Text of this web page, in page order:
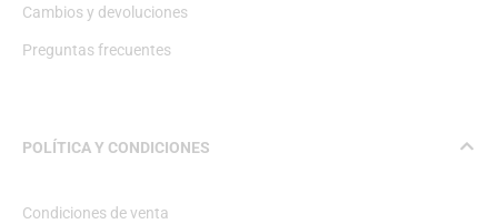
Cambios y devoluciones
Preguntas frecuentes
POLÍTICA Y CONDICIONES
Condiciones de venta